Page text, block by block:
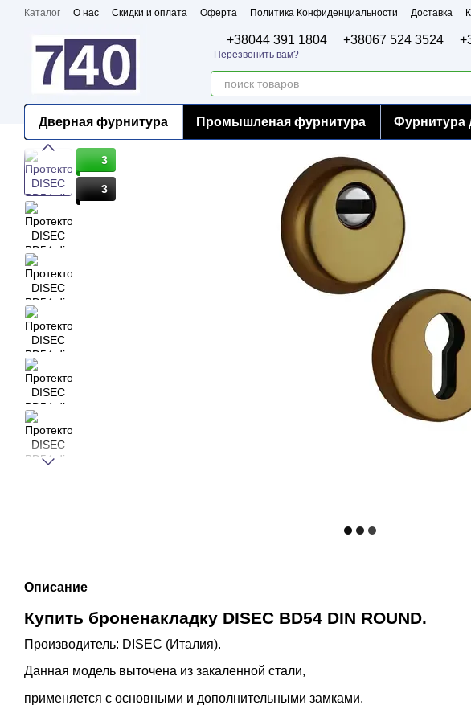
Перейти к основному контенту
Каталог О нас Скидки и оплата Оферта Политика Конфиденциальности Доставка
+38044 391 1804 +38067 524 3524
Перезвонить вам?
Дверная фурнитура Промышленая фурнитура Фурнитура
3
3
Описание
Купить броненакладку DISEC BD54 DIN ROUND.
Производитель: DISEC (Италия).
Данная модель выточена из закаленной стали,
применяется с основными и дополнительными замками.